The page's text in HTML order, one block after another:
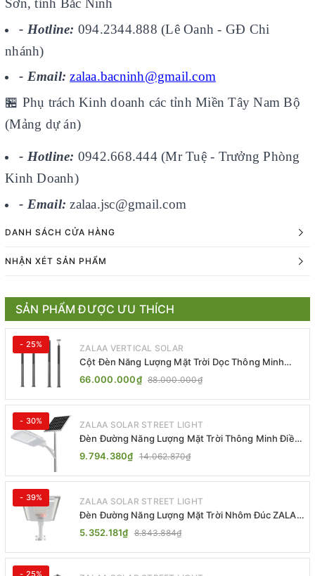
Sơn, tỉnh Bắc Ninh
- Hotline: 094.2344.888 (Lê Oanh - GĐ Chi
nhánh)
- Email: zalaa.bacninh@gmail.com
🏪 Phụ trách Kinh doanh các tỉnh Miền Tây Nam Bộ
(Mảng dự án)
- Hotline: 0942.668.444 (Mr Tuệ - Trưởng Phòng
Kinh Doanh)
- Email: zalaa.jsc@gmail.com
DANH SÁCH CỬA HÀNG
NHẬN XÉT SẢN PHẨM
SẢN PHẨM ĐƯỢC ƯU THÍCH
- 25% ZALAA VERTICAL SOLAR
Cột Đèn Năng Lượng Mặt Trời Dọc Thông Minh
ZSR-YYDS-360 | ZALAA Jsc
66.000.000₫ 88.000.000₫
- 30% ZALAA SOLAR STREET LIGHT
Đèn Đường Năng Lượng Mặt Trời Thông Minh Điều
Khiển MPPT ZL-GMX01 ZALAA
9.794.380₫ 14.062.870₫
- 39% ZALAA SOLAR STREET LIGHT
Đèn Đường Năng Lượng Mặt Trời Nhôm Đúc ZALAA
ZL-BWH Cao Cấp IP65
5.352.181₫ 8.843.884₫